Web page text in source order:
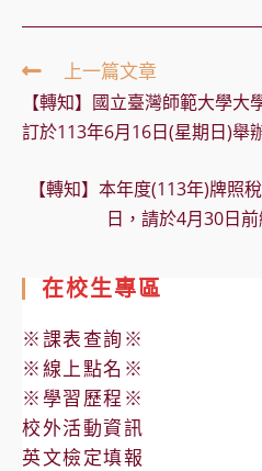
Read
more
articles
上一篇文章
【轉知】國立臺灣師範大學大
訂於113年6月16日(星期日)舉
【轉知】本年度(113年)牌照
日，請於4月30日
在校生專區
※課表查詢※
※線上點名※
※學習歷程※
校外活動資訊
英文檢定填報